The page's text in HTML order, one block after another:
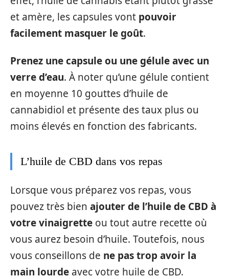
et amère, les capsules vont pouvoir
facilement masquer le goût.
Prenez une capsule ou une gélule avec un
verre d’eau. À noter qu’une gélule contient
en moyenne 10 gouttes d’huile de
cannabidiol et présente des taux plus ou
moins élevés en fonction des fabricants.
L’huile de CBD dans vos repas
Lorsque vous préparez vos repas, vous
pouvez très bien ajouter de l’huile de CBD à
votre vinaigrette ou tout autre recette où
vous aurez besoin d’huile. Toutefois, nous
vous conseillons de ne pas trop avoir la
main lourde avec votre huile de CBD.